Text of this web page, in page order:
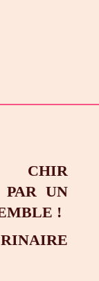
CHIR
PAR UN
!